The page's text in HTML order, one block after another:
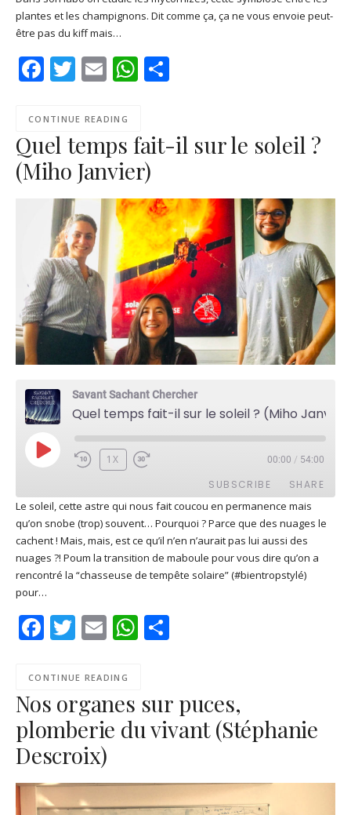
Podcast Addict RSS
RSS FEED
EMBED
plantes et les champignons. Dit comme ça, ça ne vous envoie peut-
être pas du kiff mais…
Facebook
Twitter
EmailWhatsApp
CONTINUE READING
Quel temps fait-il sur le soleil ?
(Miho Janvier)
Savant Sachant Chercher
PLAY
EPISODE
1X 00:00 / 54:00
SUBSCRIBE SHARE
Apple Podcasts Deezer
Google Play
Podcast Addict RSS
RSS FEED
SHARE
LINK
EMBED
Le soleil, cette astre qui nous fait coucou en permanence mais
qu’on snobe (trop) souvent… Pourquoi ? Parce que des nuages le
cachent ! Mais, mais, est ce qu’il n’en n’aurait pas lui aussi des
nuages ?! Poum la transition de maboule pour vous dire qu’on a
rencontré la “chasseuse de tempête solaire” (#bientropstylé)
pour…
Facebook
Twitter
EmailWhatsApp
CONTINUE READING
Nos organes sur puces,
plomberie du vivant (Stéphanie
Descroix)